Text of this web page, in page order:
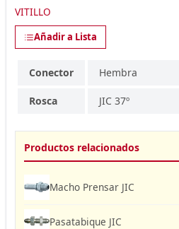
VITILLO
Añadir a Lista
Conector Hembra
Rosca JIC 37º
Productos relacionados
Macho Prensar JIC
Pasatabique JIC